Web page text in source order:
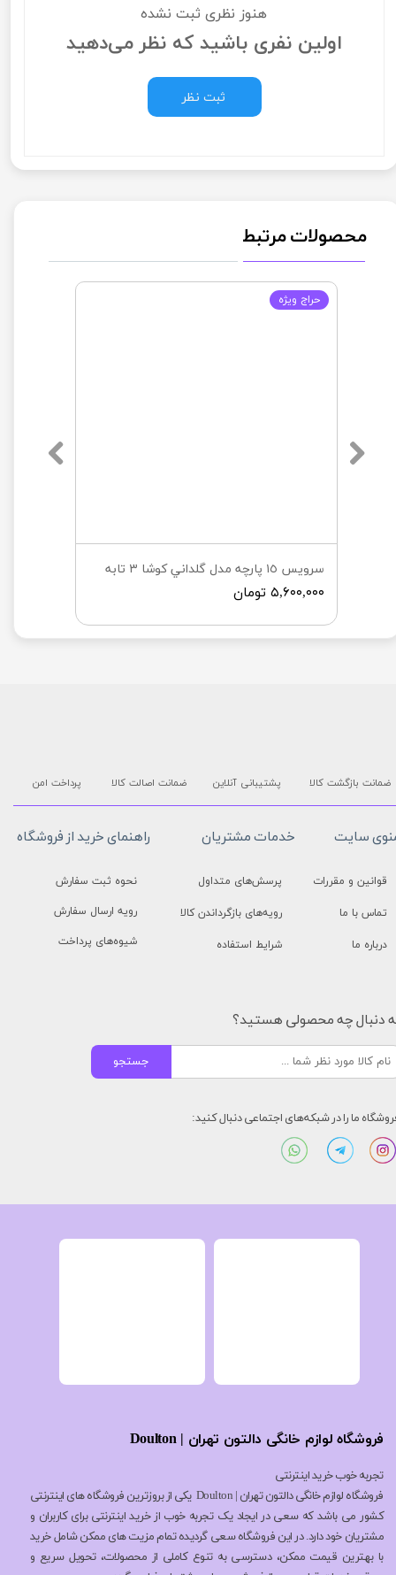
هنوز نظری ثبت نشده
اولین نفری باشید که نظر می‌دهید
ثبت نظر
محصولات مرتبط
سرويس ١٥ پارچه مدل گلداني كوشا ٣ تابه
۵,۶۰۰,۰۰۰ تومان
حراج ويژه
فروشگاه لوازم خانگی دالتون تهران | Doulton
تجربه خوب خرید اینترنتی
فروشگاه لوازم خانگی دالتون تهران | Doulton یکی از بروزترین فروشگاه های اینترنتی
کشور می باشد که سعی در ایجاد یک تجربه خوب از خرید اینترنتی برای کاربران و
مشتریان خود دارد. در این فروشگاه سعی گردیده تمام مزیت های ممکن شامل خرید
با بهترین قیمت ممکن، دسترسی به تنوع کاملی از محصولات، تحویل سریع و
پشتیبانی آنلاین پرداخت امن ضمانت بازگشت کالا ضمانت اصالت کالا
راهنمای خرید از فروشگاه
نحوه ثبت سفارش
رویه ارسال سفارش
شیوه‌های پرداخت
خدمات مشتریان
پرسش‌های متداول
رویه‌های بازگرداندن کالا
شرایط استفاده
سایت
قوانین و مقررات
تماس با ما
درباره ما
دنبال چه محصولی هستید؟
جستجو
ما را در شبکه‌های اجتماعی دنبال کنید: